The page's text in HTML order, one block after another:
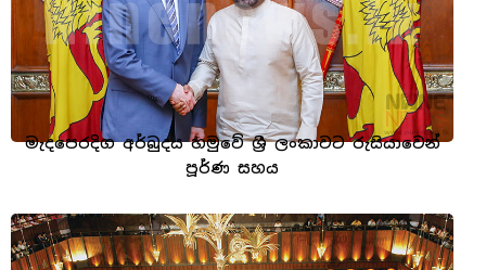
මැදපෙරදිග අර්බුදය හමුවේ ශ්‍රී ලංකාවට රුසියාවෙන්
පූර්ණ සහය